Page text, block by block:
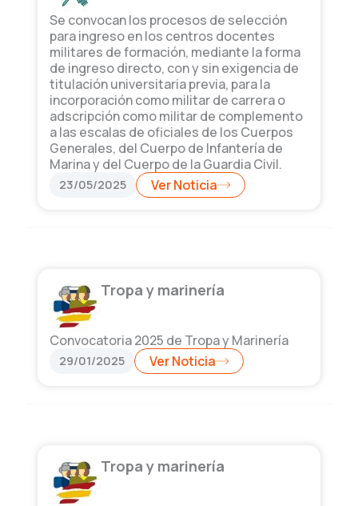
Se convocan los procesos de selección
para ingreso en los centros docentes
militares de formación, mediante la forma
de ingreso directo, con y sin exigencia de
titulación universitaria previa, para la
incorporación como militar de carrera o
adscripción como militar de complemento
a las escalas de oficiales de los Cuerpos
Generales, del Cuerpo de Infantería de
Marina y del Cuerpo de la Guardia Civil.
23/05/2025 Ver Noticia
Tropa y marinería
Convocatoria 2025 de Tropa y Marinería
29/01/2025 Ver Noticia
Tropa y marinería